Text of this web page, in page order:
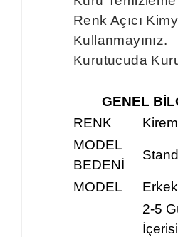
Renk Açıcı
Kullanmayınız.
Kurutucuda
GENEL
RENK
MODEL
BEDENİ
MODEL
2-5